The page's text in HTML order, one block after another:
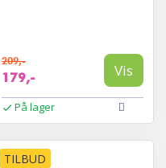
209,-
179,- Vis
På lager
TILBUD